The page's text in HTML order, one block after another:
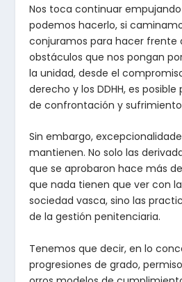
Nos toca continuar
podemos hacerlo, si
conjuramos para hacer frente
obstáculos que nos pongan
la unidad, desde el
derecho y los DDHH, es
de confrontación y
Sin embargo,
mantienen. No solo las
que se aprobaron hace más
que nada tienen que ver con
sociedad vasca, sino las
de la gestión penitenciaria.
Tenemos que decir, en lo
progresiones de grado,